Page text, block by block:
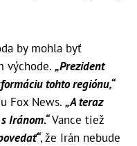
by mohla byť
východe. „Prezident
tohto regiónu,“
Fox News. „A teraz
Iránom.“Vance tiež
, že Irán nebude